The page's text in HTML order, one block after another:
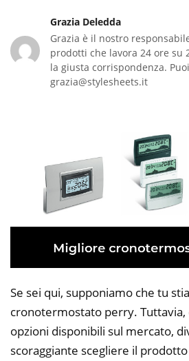
Grazia Deledda
Grazia è il nostro
prodotti che lavora 24 ore su
la giusta corrispondenza.
grazia@stylesheets.it
Se sei qui, supponiamo che tu
cronotermostato perry.
opzioni disponibili sul mercato,
scoraggiante scegliere il